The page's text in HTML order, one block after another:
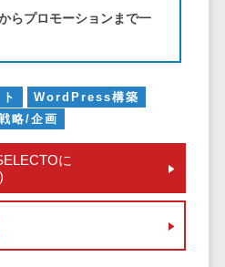
ツール>
システム>
約システム>
支援システム>
ルチェックアプリ>
支援システム>
ト最適化>
会議効率化ツ
バーチャルオ
ィスツール
ビジネスチャ
ット
デジタルサイ
オンライン校
らプロモーションまで一
WordPress構築
略/企画
に